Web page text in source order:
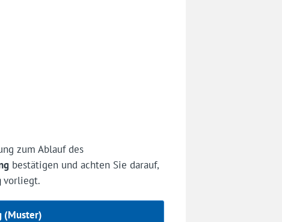
zum Ablauf des
bestätigen und achten Sie darauf,
vorliegt.
(Muster)